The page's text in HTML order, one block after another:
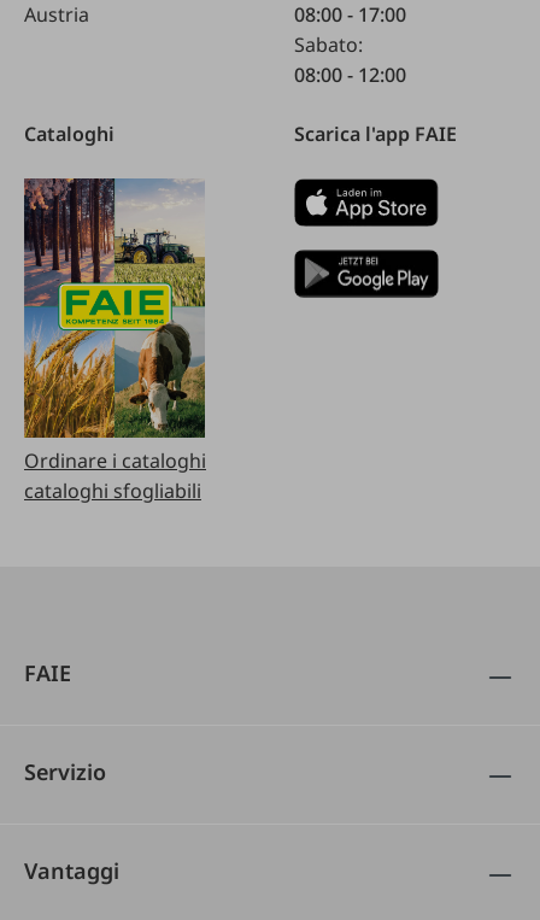
Austria
08:00 - 17:00
Sabato:
08:00 - 12:00
Cataloghi
Ordinare i cataloghi
cataloghi sfogliabili
Scarica l'app FAIE
FAIE
Servizio
Vantaggi